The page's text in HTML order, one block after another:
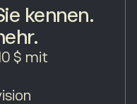
kennen.
$ mit